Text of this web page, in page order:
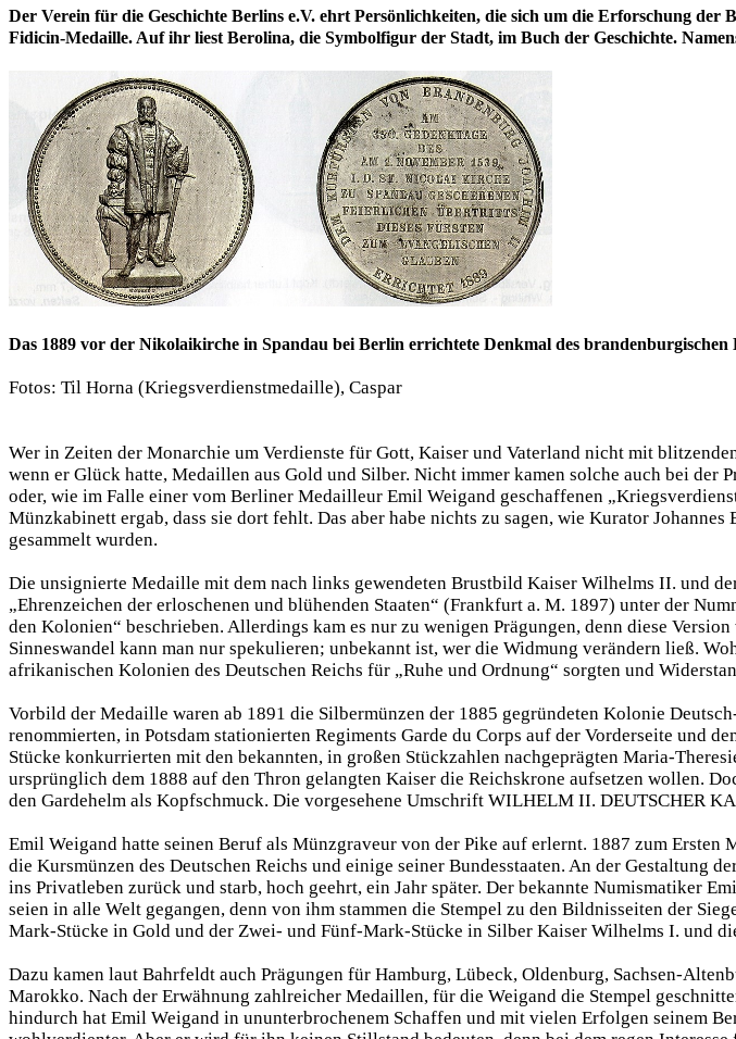
Der Verein für die Geschichte Berlins e.V. ehrt Persönlichkeiten, die sich um die Erforschung
Fidicin-Medaille. Auf ihr liest Berolina, die Symbolfigur der Stadt, im Buch der Geschichte.
Das 1889 vor der Nikolaikirche in Spandau bei Berlin errichtete Denkmal des
Fotos: Til Horna (Kriegsverdienstmedaille), Caspar
Wer in Zeiten der Monarchie um Verdienste für Gott, Kaiser und Vaterland nicht mit
wenn er Glück hatte, Medaillen aus Gold und Silber. Nicht immer kamen solche auch bei
oder, wie im Falle einer vom Berliner Medailleur Emil Weigand geschaffenen
Münzkabinett ergab, dass sie dort fehlt. Das aber habe nichts zu sagen, wie Kurator
gesammelt wurden.
Die unsignierte Medaille mit dem nach links gewendeten Brustbild Kaiser Wilhelms II. und
„Ehrenzeichen der erloschenen und blühenden Staaten“ (Frankfurt a. M. 1897) unter der
den Kolonien“ beschrieben. Allerdings kam es nur zu wenigen Prägungen, denn diese
Sinneswandel kann man nur spekulieren; unbekannt ist, wer die Widmung verändern ließ.
afrikanischen Kolonien des Deutschen Reichs für „Ruhe und Ordnung“ sorgten und
Vorbild der Medaille waren ab 1891 die Silbermünzen der 1885 gegründeten Kolonie
renommierten, in Potsdam stationierten Regiments Garde du Corps auf der Vorderseite und
Stücke konkurrierten mit den bekannten, in großen Stückzahlen nachgeprägten Maria-
ursprünglich dem 1888 auf den Thron gelangten Kaiser die Reichskrone aufsetzen wollen.
den Gardehelm als Kopfschmuck. Die vorgesehene Umschrift WILHELM II. DEUTSCHER
Emil Weigand hatte seinen Beruf als Münzgraveur von der Pike auf erlernt. 1887 zum
die Kursmünzen des Deutschen Reichs und einige seiner Bundesstaaten. An der Gestaltung
ins Privatleben zurück und starb, hoch geehrt, ein Jahr später. Der bekannte Numismatiker
seien in alle Welt gegangen, denn von ihm stammen die Stempel zu den Bildnisseiten der
Mark-Stücke in Gold und der Zwei- und Fünf-Mark-Stücke in Silber Kaiser Wilhelms I. und
Dazu kamen laut Bahrfeldt auch Prägungen für Hamburg, Lübeck, Oldenburg, Sachsen-
Marokko. Nach der Erwähnung zahlreicher Medaillen, für die Weigand die Stempel
hindurch hat Emil Weigand in ununterbrochenem Schaffen und mit vielen Erfolgen seinem